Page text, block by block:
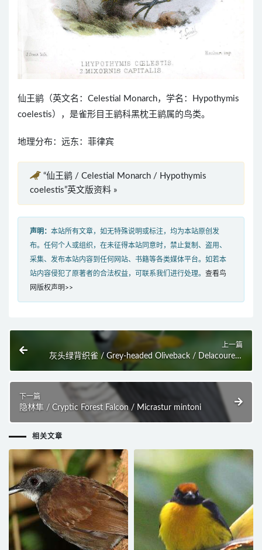
仙王鹟（英文名：Celestial Monarch，学名：Hypothymis
coelestis），是雀形目王鹟科黑枕王鹟属的鸟类。
地理分布：远东：菲律宾
“仙王鹟 / Celestial Monarch / Hypothymis
coelestis”英文版资料 »
声明： 本站所有文章，如无特殊说明或标注，均为本站原创发
布。任何个人或组织，在未征得本站同意时，禁止复制、盗用、
采集、发布本站内容到任何网站、书籍等各类媒体平台。如若本
站内容侵犯了原著者的合法权益，可联系我们进行处理。 查看鸟
网版权声明>>
上一篇
灰头绿背织雀 / Grey-headed Oliveback / Delacourella
下一篇
隐林隼 / Cryptic Forest Falcon / Micrastur mintoni
相关文章